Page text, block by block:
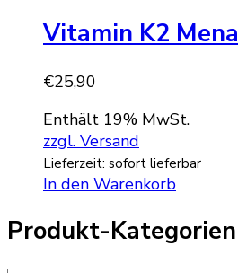
Vitamin K2
€25,90
Enthält 19% MwSt.
zzgl. Versand
Lieferzeit: sofort lieferbar
In den Warenkorb
Produkt-Kategorien